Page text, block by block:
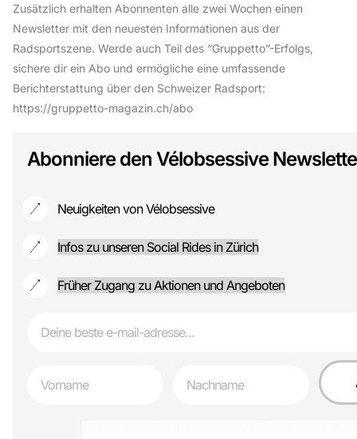
Zusätzlich erhalten Abonnenten alle zwei Wochen einen
Newsletter mit den neuesten Informationen aus der
Radsportszene. Werde auch Teil des “Gruppetto”-Erfolgs,
sichere dir ein Abo und ermögliche eine umfassende
Berichterstattung über den Schweizer Radsport:
https://gruppetto-magazin.ch/abo
Abonniere den Vélobsessive
Neuigkeiten von Vélobsessive
Infos zu unseren Social Rides in Zürich
Früher Zugang zu Aktionen und Angeboten